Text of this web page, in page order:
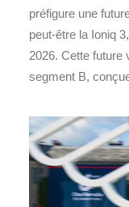
préfigure une
peut-être la Ioniq
2026. Cette future
segment B,